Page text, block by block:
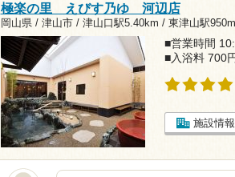
極楽の里 えびす乃ゆ 河辺店
岡山県 / 津山市 / 津山口駅5.40km / 東津山駅950m
■営業時間
■入浴料 700
施設情